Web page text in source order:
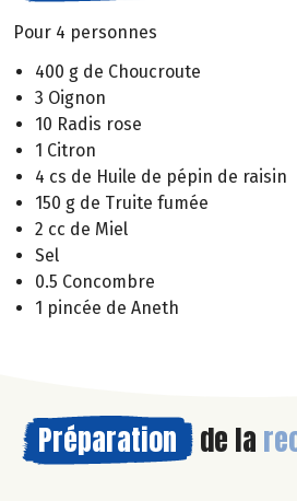
Pour 4 personnes
400 g de Choucroute
3 Oignon
10 Radis rose
1 Citron
4 cs de Huile de pépin de raisin
150 g de Truite fumée
2 cc de Miel
Sel
0.5 Concombre
1 pincée de Aneth
Préparation de la